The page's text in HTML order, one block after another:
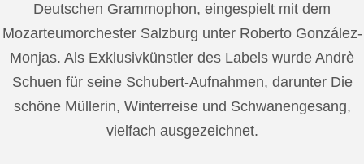
Deutschen Grammophon, eingespielt mit dem
Mozarteumorchester Salzburg unter Roberto González-
Monjas. Als Exklusivkünstler des Labels wurde Andrè
Schuen für seine Schubert-Aufnahmen, darunter Die
schöne Müllerin, Winterreise und Schwanengesang,
vielfach ausgezeichnet.